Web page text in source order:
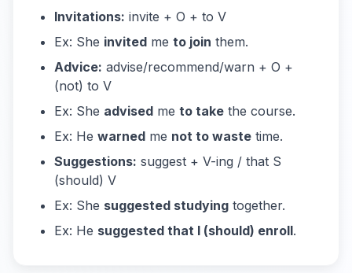
Invitations: invite + O + to V
Ex: She invited me to join them.
Advice: advise/recommend/warn + O +
(not) to V
Ex: She advised me to take the course.
Ex: He warned me not to waste time.
Suggestions: suggest + V-ing / that S
(should) V
Ex: She suggested studying together.
Ex: He suggested that I (should) enroll.